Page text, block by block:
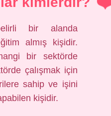
bir alanda
almış kişidir.
bir sektörde
çalışmak için
sahip ve işini
kişidir.